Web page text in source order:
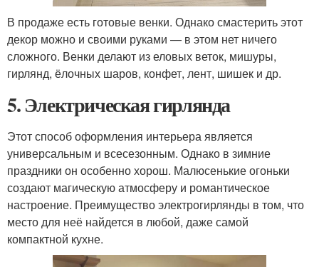
В продаже есть готовые венки. Однако смастерить этот
декор можно и своими руками — в этом нет ничего
сложного. Венки делают из еловых веток, мишуры,
гирлянд, ёлочных шаров, конфет, лент, шишек и др.
5. Электрическая гирлянда
Этот способ оформления интерьера является
универсальным и всесезонным. Однако в зимние
праздники он особенно хорош. Малюсенькие огоньки
создают магическую атмосферу и романтическое
настроение. Преимущество электрогирлянды в том, что
место для неё найдется в любой, даже самой
компактной кухне.